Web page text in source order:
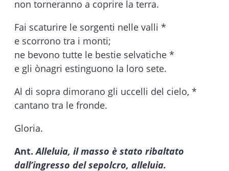
non torneranno a coprire la terra.
Fai scaturire le sorgenti nelle valli *
e scorrono tra i monti;
ne bevono tutte le bestie selvatiche *
e gli ònagri estinguono la loro sete.
Al di sopra dimorano gli uccelli del cielo, *
cantano tra le fronde.
Gloria.
Ant.Alleluia, il masso è stato ribaltato
dall’ingresso del sepolcro, alleluia.